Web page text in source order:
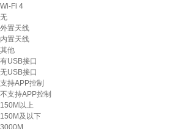
Wi-Fi 4
无
外置天线
内置天线
其他
有USB接口
无USB接口
支持APP控制
不支持APP控制
150M以上
150M及以下
3000M